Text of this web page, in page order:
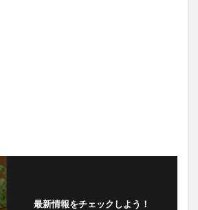
最新情報をチェックしよう！